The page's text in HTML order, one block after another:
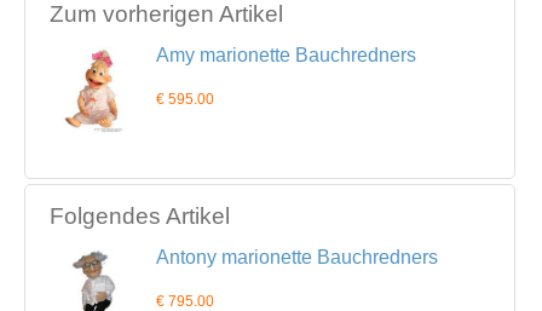
Zum vorherigen Artikel
Amy marionette Bauchredners
€ 595.00
Folgendes Artikel
Antony marionette Bauchredners
€ 795.00